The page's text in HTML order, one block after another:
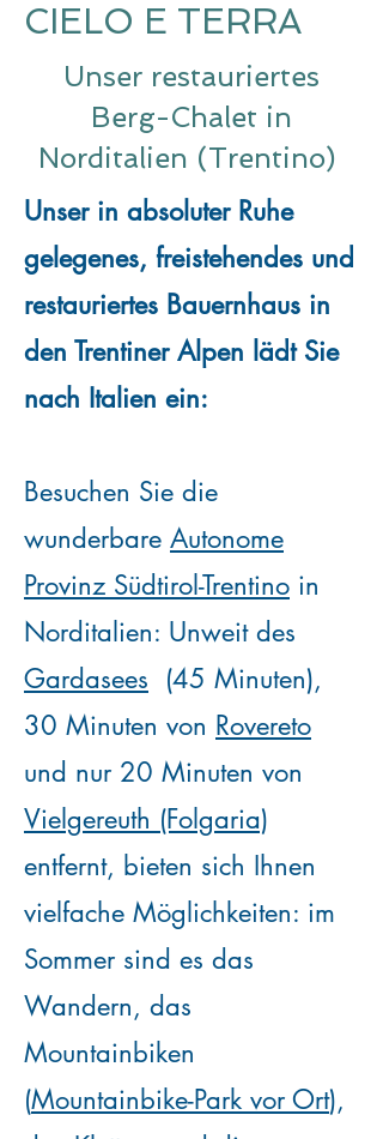
CIELO E TERRA
Unser restauriertes
Berg-Chalet in
Norditalien (Trentino)
Unser in absoluter Ruhe
gelegenes, freistehendes und
restauriertes Bauernhaus in
den Trentiner Alpen lädt Sie
nach Italien ein:
Besuchen Sie die
wunderbare Autonome
Provinz Südtirol-Trentino in
Norditalien: Unweit des
Gardasees (45 Minuten),
30 Minuten von Rovereto
und nur 20 Minuten von
Vielgereuth (Folgaria)
entfernt, bieten sich Ihnen
vielfache Möglichkeiten: im
Sommer sind es das
Wandern, das
Mountainbiken
(Mountainbike-Park vor Ort),